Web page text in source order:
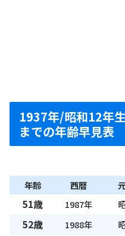
1937年/昭和12年
までの年齢早見表
年齢 西暦
51歳 1987年
52歳 1988年